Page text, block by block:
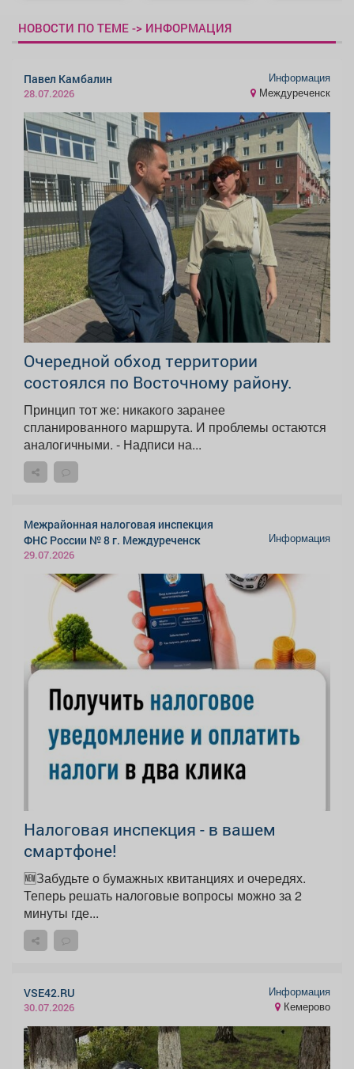
НОВОСТИ ПО ТЕМЕ -> ИНФОРМАЦИЯ
Павел Камбалин
28.07.2026
Информация
Междуреченск
Очередной обход территории
состоялся по Восточному району.
Принцип тот же: никакого заранее
спланированного маршрута. И проблемы остаются
аналогичными. - Надписи на...
Межрайонная налоговая инспекция
ФНС России № 8 г. Междуреченск
29.07.2026
Информация
Налоговая инспекция - в вашем
смартфоне!
🆕Забудьте о бумажных квитанциях и очередях.
Теперь решать налоговые вопросы можно за 2
минуты где...
VSE42.RU
30.07.2026
Информация
Кемерово